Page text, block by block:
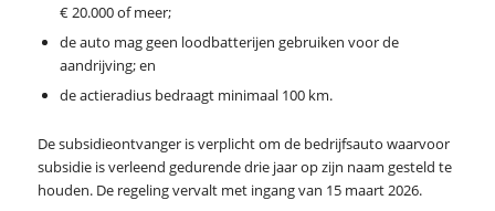
€ 20.000 of meer;
de auto mag geen loodbatterijen gebruiken voor de
aandrijving; en
de actieradius bedraagt minimaal 100 km.
De subsidieontvanger is verplicht om de bedrijfsauto waarvoor
subsidie is verleend gedurende drie jaar op zijn naam gesteld te
houden. De regeling vervalt met ingang van 15 maart 2026.